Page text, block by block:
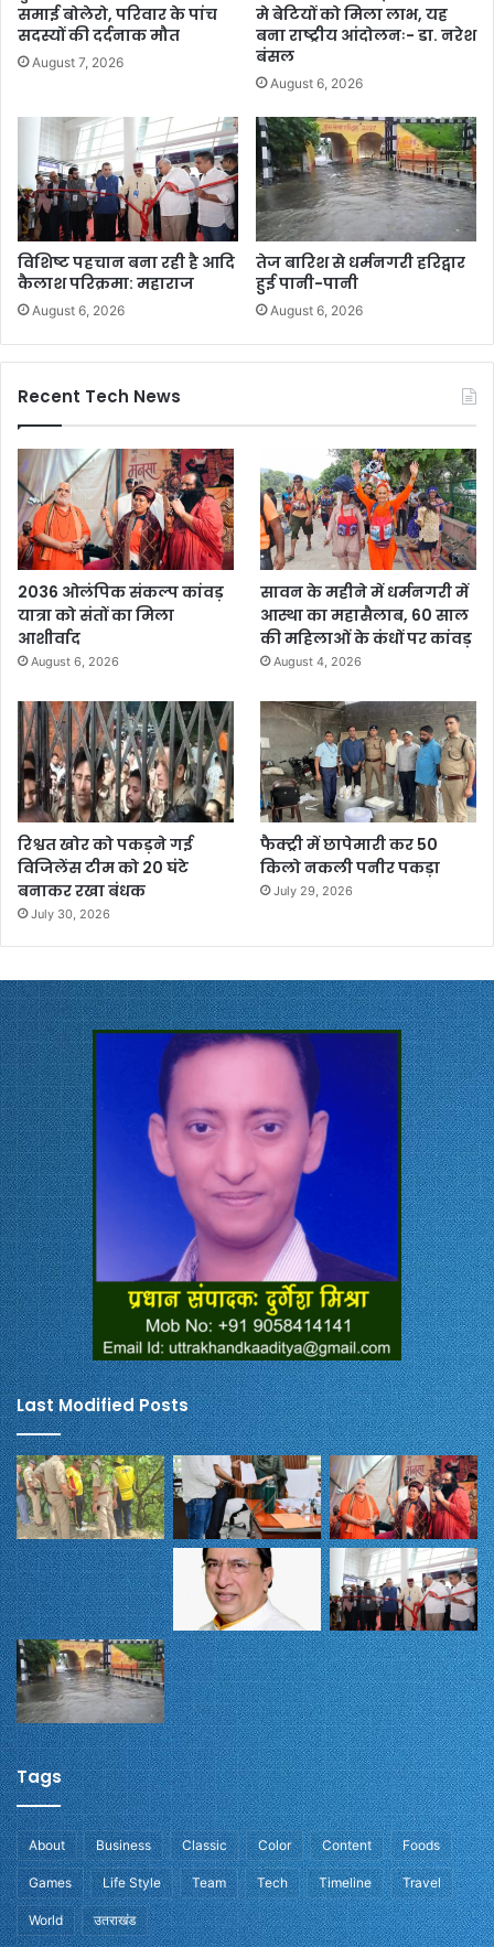
समाई बोलेरो, परिवार के पांच
सदस्यों की दर्दनाक मौत
August 7, 2026
मे बेटियों को मिला लाभ, यह
बना राष्ट्रीय आंदोलनः- डा. नरेश
बंसल
August 6, 2026
विशिष्ट पहचान बना रही है आदि
कैलाश परिक्रमा: महाराज
August 6, 2026
तेज बारिश से धर्मनगरी हरिद्वार
हुई पानी-पानी
August 6, 2026
Recent Tech News
2036 ओलंपिक संकल्प कांवड़
यात्रा को संतों का मिला
आशीर्वाद
August 6, 2026
सावन के महीने में धर्मनगरी में
आस्था का महासैलाब, 60 साल
की महिलाओं के कंधों पर कांवड़
August 4, 2026
रिश्वत खोर को पकड़ने गई
विजिलेंस टीम को 20 घंटे
बनाकर रखा बंधक
July 30, 2026
फैक्ट्री में छापेमारी कर 50
किलो नकली पनीर पकड़ा
July 29, 2026
Last Modified Posts
Tags
About Business Classic Color Content Foods
Games Life Style Team Tech Timeline Travel
World उतराखंड